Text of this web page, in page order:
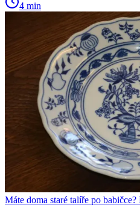
4 min
Máte doma staré talíře po